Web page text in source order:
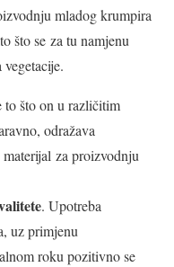
mladog krumpira
što se za tu namjenu
što on u različitim
odražava
za proizvodnju
. Upotreba
uz primjenu
roku pozitivno se